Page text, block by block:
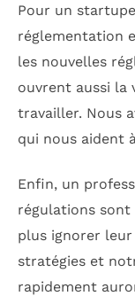
Pour un
réglementation
les nouvelles
ouvrent aussi la
travailler. Nous
qui nous aident
Enfin, un
régulations sont
plus ignorer leur
stratégies et
rapidement